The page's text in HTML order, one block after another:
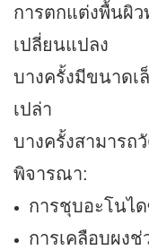
การตกแต่งพื้นผิว
เปลี่ยนแปลง
บางครั้งมีขนาดเ
เปล่า
บางครั้งสามารถ
พิจารณา:
การชุบอะโนไ
การเคลือบผง